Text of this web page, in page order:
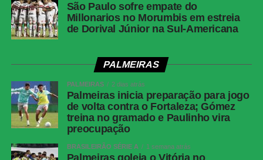
Placar
Espanha 1
X 0
Competição
Copa do Mundo —
final
Data
19 de julho de 2026,
domingo
Horário
16h, de Brasília
São Paulo sofre empate do
Millonarios no Morumbis em estreia
de Dorival Júnior na Sul-Americana
PALMEIRAS
PALMEIRAS 2 dias atrás
Palmeiras inicia preparação para jogo
de volta contra o Fortaleza; Gómez
treina no gramado e Paulinho vira
preocupação
BRASILEIRÃO SÉRIE A 1 semana atrás